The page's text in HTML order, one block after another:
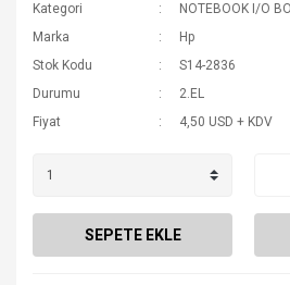
Kategori
NOTEBOOK I/O
Marka
Hp
Stok Kodu
S14-2836
Durumu
2.EL
Fiyat
4,50 USD + KDV
SEPETE EKLE